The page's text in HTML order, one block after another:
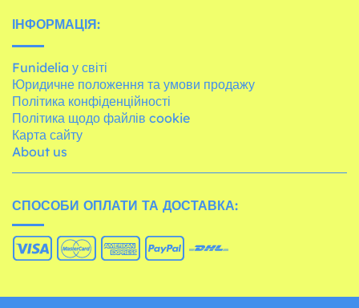
ІНФОРМАЦІЯ:
Funidelia у світі
Юридичне положення та умови продажу
Політика конфіденційності
Політика щодо файлів cookie
Карта сайту
About us
СПОСОБИ ОПЛАТИ ТА ДОСТАВКА: